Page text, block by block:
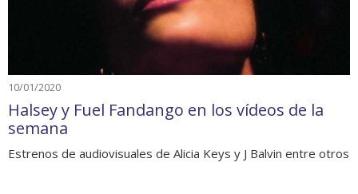
10/01/2020
Halsey y Fuel Fandango en los vídeos de la
semana
Estrenos de audiovisuales de Alicia Keys y J Balvin entre otros